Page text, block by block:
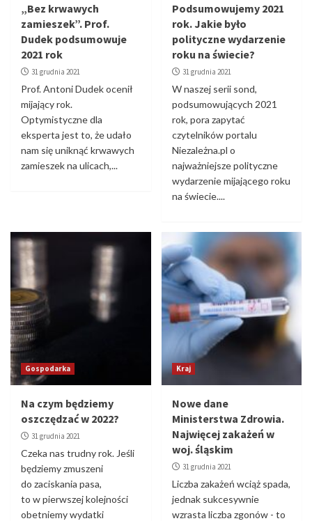
„Bez krwawych
zamieszek”. Prof.
Dudek podsumowuje
2021 rok
31 grudnia 2021
Prof. Antoni Dudek ocenił
mijający rok.
Optymistyczne dla
eksperta jest to, że udało
nam się uniknąć krwawych
zamieszek na ulicach,...
Podsumowujemy 2021
rok. Jakie było
polityczne wydarzenie
roku na świecie?
31 grudnia 2021
W naszej serii sond,
podsumowujących 2021
rok, pora zapytać
czytelników portalu
Niezależna.pl o
najważniejsze polityczne
wydarzenie mijającego roku
na świecie....
Gospodarka
Na czym będziemy
oszczędzać w 2022?
31 grudnia 2021
Czeka nas trudny rok. Jeśli
będziemy zmuszeni
do zaciskania pasa,
to w pierwszej kolejności
obetniemy wydatki
Kraj
Nowe dane
Ministerstwa Zdrowia.
Najwięcej zakażeń w
woj. śląskim
31 grudnia 2021
Liczba zakażeń wciąż spada,
jednak sukcesywnie
wzrasta liczba zgonów - to